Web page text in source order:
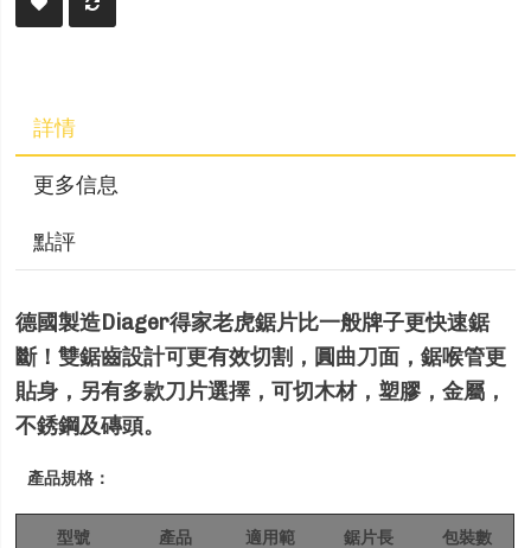
詳情
更多信息
點評
德國製造Diager得家老虎鋸片比一般牌子更快速鋸
斷！雙鋸齒設計可更有效切割，圓曲刀面，鋸喉管更
貼身，另有多款刀片選擇，可切木材，塑膠，金屬，
不銹鋼及磚頭。
產品規格：
型號 產品
適用範
鋸片長
包裝數